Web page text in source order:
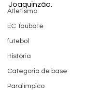
Atletismo
EC Taubaté
futebol
História
Categoria de base
Paralímpico
Joaquinzão.